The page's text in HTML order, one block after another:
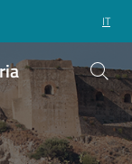
IT